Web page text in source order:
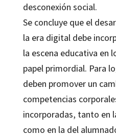
desconexión social.
Se concluye que el
la era digital debe
la escena educativa en
papel primordial. Para
deben promover un
competencias
incorporadas, tanto en
como en la del